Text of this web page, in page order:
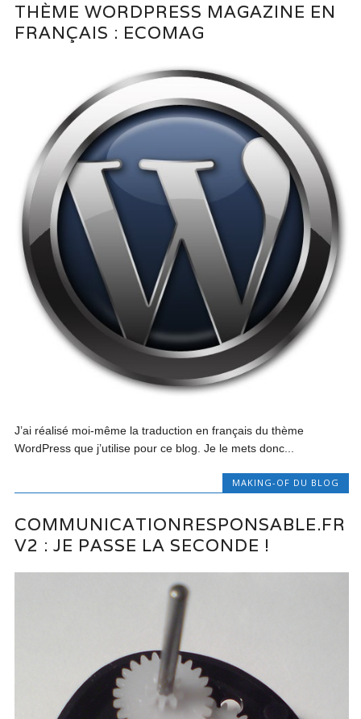
THÈME WORDPRESS MAGAZINE EN
FRANÇAIS : ECOMAG
J’ai réalisé moi-même la traduction en français du thème
WordPress que j’utilise pour ce blog. Je le mets donc...
MAKING-OF DU BLOG
COMMUNICATIONRESPONSABLE.FR
V2 : JE PASSE LA SECONDE !